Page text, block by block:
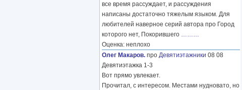
все время рассуждает, и рассуждения
написаны достаточно тяжелым языком. Для
любителей наверное серий автора про Город
которого нет, Покорившего ………
Оценка: неплохо
Олег Макаров. про Девятиэтажники 08 08
Девятиэтажка 1-3
Вот прямо увлекает.
Прочитал, с интересом. Местами нудновато, но